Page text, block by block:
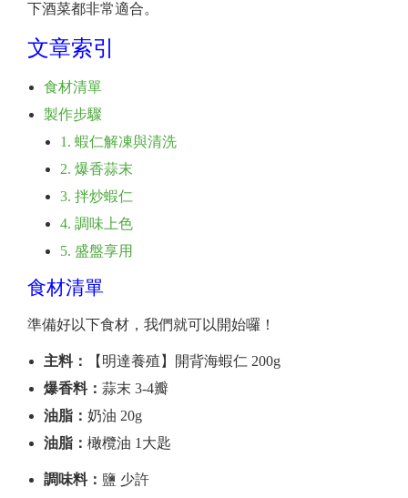
下酒菜都非常適合。
文章索引
食材清單
製作步驟
1. 蝦仁解凍與清洗
2. 爆香蒜末
3. 拌炒蝦仁
4. 調味上色
5. 盛盤享用
食材清單
準備好以下食材，我們就可以開始囉！
主料：
【明達養殖】開背海蝦仁 200g
爆香料： 蒜末 3-4瓣
油脂： 奶油 20g
油脂： 橄欖油 1大匙
調味料： 鹽 少許